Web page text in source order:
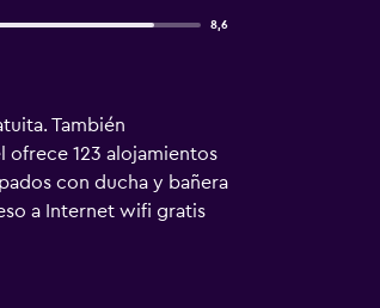
8,6
También
ofrece 123 alojamientos
con ducha y bañera
a Internet wifi gratis
negocios incluyen
todos los días y